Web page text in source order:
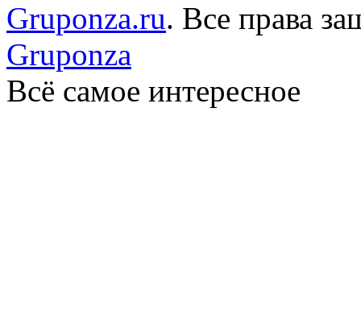
Gruponza.ru. Все права
Gruponza
Всё самое интересное